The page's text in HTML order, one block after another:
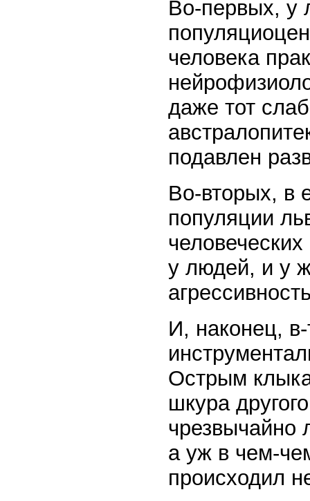
Во-первых, у
человека
даже тот
подавлен
Во-вторых, в
популяции
у людей, и у
И, наконец,
Острым
шкура
чрезвычайно
а уж в чем-
происходил